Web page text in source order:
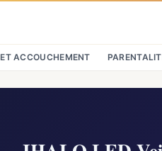
ACCOUCHEMENT